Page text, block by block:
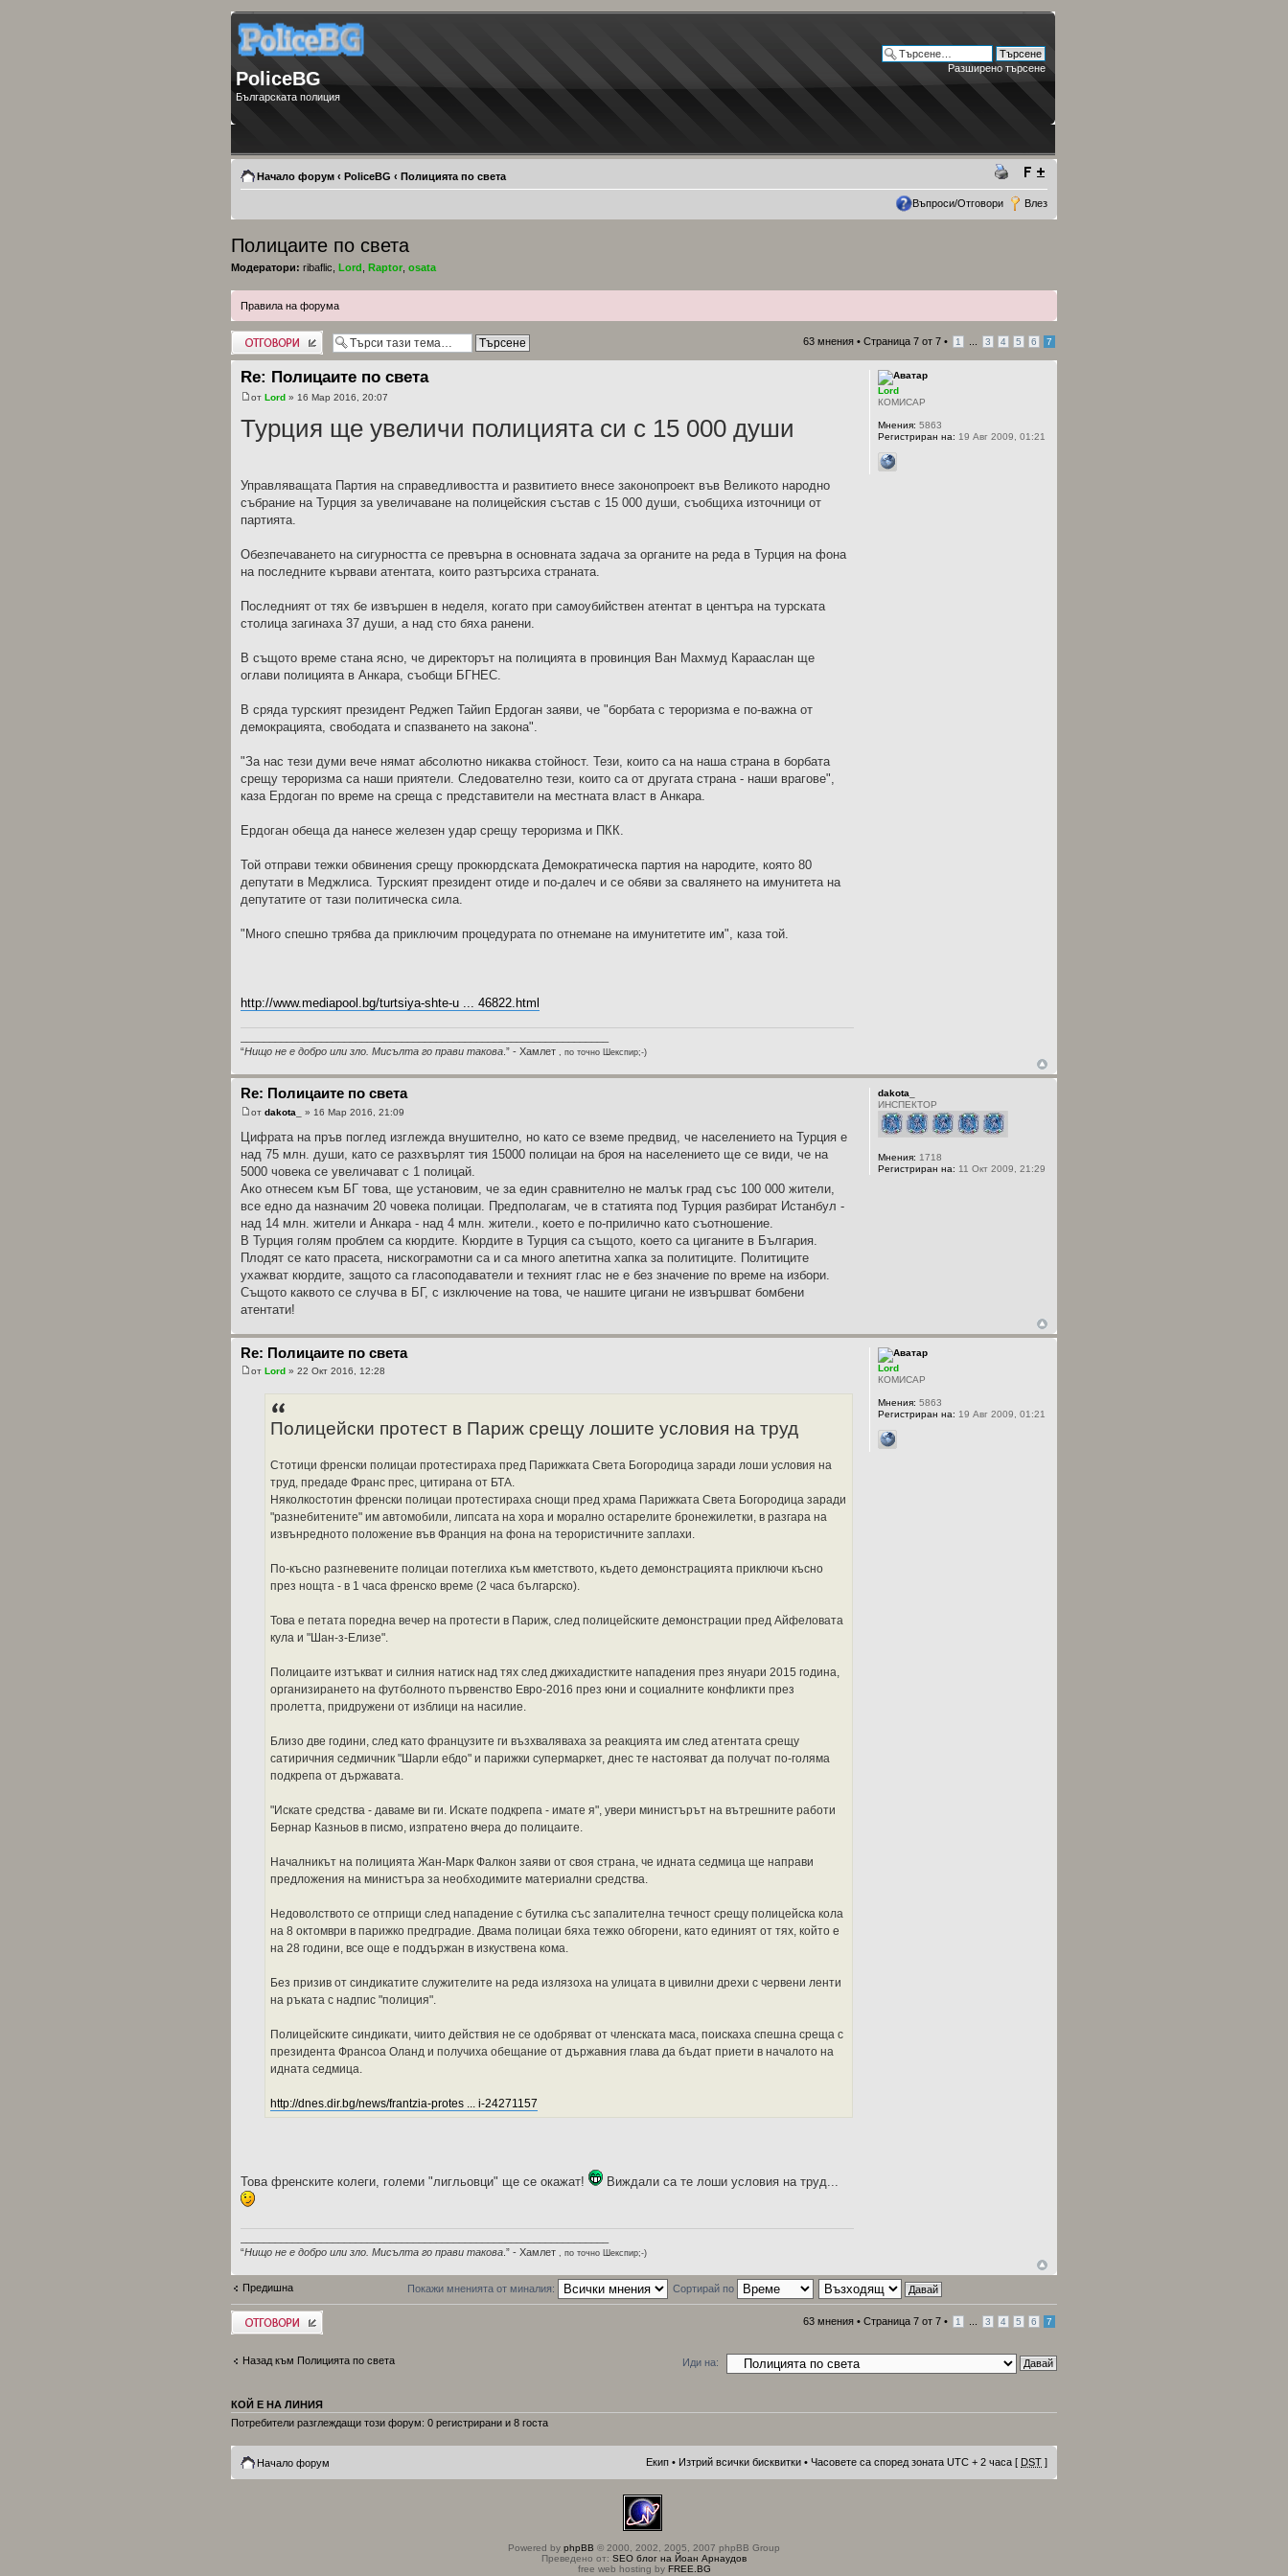
PoliceBG
Българската полиция
Разширено търсене
Начало форум ‹ PoliceBG ‹ Полицията по света
Въпроси/Отговори Влез
Полицаите по света
Модератори: ribaflic Lord Raptor osata
Правила на форума
Добави отговор 63 мнения • Страница 7 от 7 • 1 3 4 5 6 7
Re: Полицаите по света
от Lord » 16 Мар 2016, 20:07
Турция ще увеличи полицията си с 15 000 души
Управляващата Партия на справедливостта и развитието внесе законопроект във Великото народно
събрание на Турция за увеличаване на полицейския състав с 15 000 души, съобщиха източници от
партията.
Обезпечаването на сигурността се превърна в основната задача за органите на реда в Турция на фона
на последните кървави атентата, които разтърсиха страната.
Последният от тях бе извършен в неделя, когато при самоубийствен атентат в центъра на турската
столица загинаха 37 души, а над сто бяха ранени.
В същото време стана ясно, че директорът на полицията в провинция Ван Махмуд Карааслан ще
оглави полицията в Анкара, съобщи БГНЕС.
В сряда турският президент Реджеп Тайип Ердоган заяви, че "борбата с тероризма е по-важна от
демокрацията, свободата и спазването на закона".
"За нас тези думи вече нямат абсолютно никаква стойност. Тези, които са на наша страна в борбата
срещу тероризма са наши приятели. Следователно тези, които са от другата страна - наши врагове",
каза Ердоган по време на среща с представители на местната власт в Анкара.
Ердоган обеща да нанесе железен удар срещу тероризма и ПКК.
Той отправи тежки обвинения срещу прокюрдската Демократическа партия на народите, която 80
депутати в Меджлиса. Турският президент отиде и по-далеч и се обяви за свалянето на имунитета на
депутатите от тази политическа сила.
"Много спешно трябва да приключим процедурата по отнемане на имунитетите им", каза той.
http://www.mediapool.bg/turtsiya-shte-u ... 46822.html
“Нищо не е добро или зло. Мисълта го прави такова .” - Хамлет , по точно Шекспир;-)
Lord
КОМИСАР
Мнения: 5863
Регистриран на: 19 Авг 2009, 01:21
Re: Полицаите по света
от dakota_ » 16 Мар 2016, 21:09
Цифрата на пръв поглед изглежда внушително, но като се вземе предвид, че населението на Турция е
над 75 млн. души, като се разхвърлят тия 15000 полицаи на броя на населението ще се види, че на
5000 човека се увеличават с 1 полицай.
Ако отнесем към БГ това, ще установим, че за един сравнително не малък град със 100 000 жители,
все едно да назначим 20 човека полицаи. Предполагам, че в статията под Турция разбират Истанбул -
над 14 млн. жители и Анкара - над 4 млн. жители., което е по-прилично като съотношение.
В Турция голям проблем са кюрдите. Кюрдите в Турция са същото, което са циганите в България.
Плодят се като прасета, нискограмотни са и са много апетитна хапка за политиците. Политиците
ухажват кюрдите, защото са гласоподаватели и техният глас не е без значение по време на избори.
Същото каквото се случва в БГ, с изключение на това, че нашите цигани не извършват бомбени
атентати!
dakota_
ИНСПЕКТОР
Мнения: 1718
Регистриран на: 11 Окт 2009, 21:29
Re: Полицаите по света
от Lord » 22 Окт 2016, 12:28
Полицейски протест в Париж срещу лошите условия на труд
Стотици френски полицаи протестираха пред Парижката Света Богородица заради лоши условия на
труд, предаде Франс прес, цитирана от БТА.
Няколкостотин френски полицаи протестираха снощи пред храма Парижката Света Богородица заради
"разнебитените" им автомобили, липсата на хора и морално остарелите бронежилетки, в разгара на
извънредното положение във Франция на фона на терористичните заплахи.
По-късно разгневените полицаи потеглиха към кметството, където демонстрацията приключи късно
през нощта - в 1 часа френско време (2 часа българско).
Това е петата поредна вечер на протести в Париж, след полицейските демонстрации пред Айфеловата
кула и "Шан-з-Елизе".
Полицаите изтъкват и силния натиск над тях след джихадистките нападения през януари 2015 година,
организирането на футболното първенство Евро-2016 през юни и социалните конфликти през
пролетта, придружени от изблици на насилие.
Близо две години, след като французите ги възхваляваха за реакцията им след атентата срещу
сатиричния седмичник "Шарли ебдо" и парижки супермаркет, днес те настояват да получат по-голяма
подкрепа от държавата.
"Искате средства - даваме ви ги. Искате подкрепа - имате я", увери министърът на вътрешните работи
Бернар Казньов в писмо, изпратено вчера до полицаите.
Началникът на полицията Жан-Марк Фалкон заяви от своя страна, че идната седмица ще направи
предложения на министъра за необходимите материални средства.
Недоволството се отприщи след нападение с бутилка със запалителна течност срещу полицейска кола
на 8 октомври в парижко предградие. Двама полицаи бяха тежко обгорени, като единият от тях, който е
на 28 години, все още е поддържан в изкуствена кома.
Без призив от синдикатите служителите на реда излязоха на улицата в цивилни дрехи с червени ленти
на ръката с надпис "полиция".
Полицейските синдикати, чиито действия не се одобряват от членската маса, поискаха спешна среща с
президента Франсоа Оланд и получиха обещание от държавния глава да бъдат приети в началото на
идната седмица.
http://dnes.dir.bg/news/frantzia-protes ... i-24271157
Това френските колеги, големи "лигльовци" ще се окажат! Виждали са те лоши условия на труд...
“Нищо не е добро или зло. Мисълта го прави такова .” - Хамлет , по точно Шекспир;-)
Lord
КОМИСАР
Мнения: 5863
Регистриран на: 19 Авг 2009, 01:21
Предишна Покажи мненията от миналия: Сортирай по
Добави отговор 63 мнения • Страница 7 от 7 • 1 3 4 5 6 7
Назад към Полицията по света Иди на:
КОЙ Е НА ЛИНИЯ
Потребители разглеждащи този форум: 0 регистрирани и 8 госта
Начало форум Екип • Изтрий всички бисквитки • Часовете са според зоната UTC + 2 часа [ DST ]
Powered by phpBB © 2000, 2002, 2005, 2007 phpBB Group
Преведено от: SEO блог на Йоан Арнаудов
free web hosting by FREE.BG